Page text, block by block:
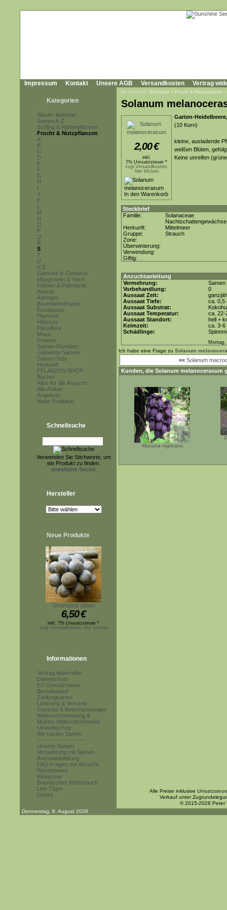
Impressum Kontakt Unsere AGB Versandkosten Vertrag
Kategorien
Wieder lieferbar!
Samen A-Z
Schling & Kletterpflanzen
Frucht & Nutzpflanzen
A
B
C
D
E
F
G
H
I
J
K
L
M
N
O
P
Q
R
S
T
U
V-Z
Gemüse & Gewürze
Mangroven & Teich
Palmen & Palmfarne
Acacia
Adenium
Baumfarne/Farne
Eucalyptus
Plumeria
Hibiskus
Passiflora
Musa
Proteen
Samen-Raritäten
Gekeimte Samen
Samen-Sets
Herkunft
PFLANZEN SHOP
Bücher
Alles für die Anzucht
Alle Artikel
Angebote
Neue Produkte
Schnellsuche
Verwenden Sie Stichworte, um
ein Produkt zu finden.
erweiterte Suche
Hersteller
Neue Produkte
Unonopsis pittieri
6,50€
inkl. 7% Umsatzsteuer *
zzgl.Versandkosten, hier klicken
Informationen
Vertrag widerrufen
Datenschutz
EU Umsatzsteuer
Bestellablauf
Zahlungsarten
Lieferung & Versand
Garantie & Beanstandungen
Widerrufsbelehrung &
Muster-Widerrufsformular
Umweltschutz
Wir kaufen Samen
------------------------
Unsere Samen
Vermehrung mit Samen
Aussaatanleitung
FAQ-Fragen zur Anzucht
Warnhinweis
Klimazone
Botanisches Wörterbuch
Link-Tipps
Danke
Sie sind hier: Startseite » Frucht & Nutzpflanzen
Solanum
2,00€
inkl.
7% Umsatzsteuer *
zzgl.Versandkosten,
hier klicken
Garten-
(10 Korn)
kleine, ausladende
weißen Blüten,
Keine unreifen
Steckbrief
Familie:
Solanaceae
Nachtschattengewächse
Herkunft:
Mittelmeer
Gruppe:
Strauch
Zone:
Überwinterung:
Verwendung:
Giftig:
Anzuchtanleitung
Vermehrung:
Samen
Vorbehandlung:
0
Aussaat Zeit:
Aussaat Tiefe:
ca. 0,5
Aussaat Substrat:
Aussaat Temperatur:
ca. 22-
Aussaat Standort:
hell +
Keimzeit:
ca. 3-6
Schädlinge:
Montag,
Ich habe eine Frage zu Solanum
«« Solanum
Kunden, die Solanum melanocerasum
Mucuna nigricans
Alle Preise inklusive
Verkauf unter
© 2015-2026 Peter
Donnerstag, 6. August 2026